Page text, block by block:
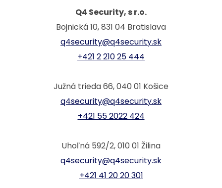
Q4 Security, s r.o.
Bojnická 10, 831 04 Bratislava
q4security@q4security.sk
+421 2 210 25 444
Južná trieda 66, 040 01 Košice
q4security@q4security.sk
+421 55 2022 424
Uhoľná 592/2, 010 01 Žilina
q4security@q4security.sk
+421 41 20 20 301